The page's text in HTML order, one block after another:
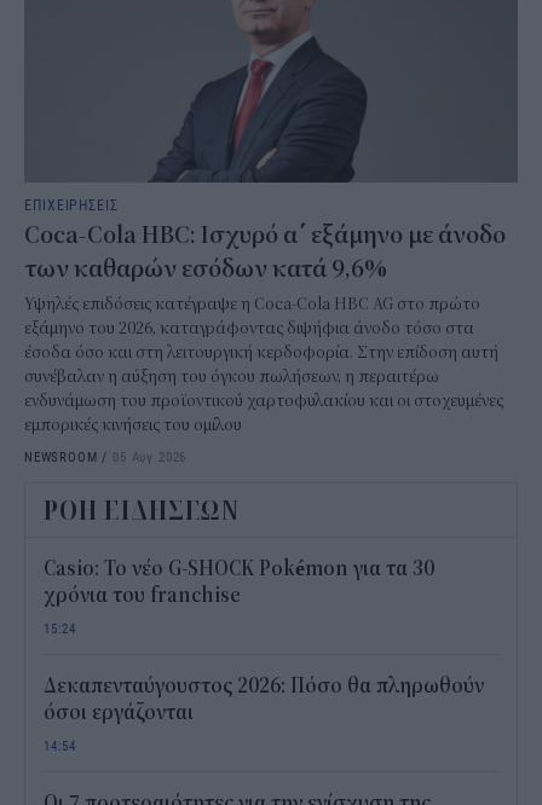
ΕΠΙΧΕΙΡΗΣΕΙΣ
Coca-Cola HBC: Ισχυρό α΄ εξάμηνο με άνοδο
των καθαρών εσόδων κατά 9,6%
Υψηλές επιδόσεις κατέγραψε η Coca-Cola HBC AG στο πρώτο
εξάμηνο του 2026, καταγράφοντας διψήφια άνοδο τόσο στα
έσοδα όσο και στη λειτουργική κερδοφορία. Στην επίδοση αυτή
συνέβαλαν η αύξηση του όγκου πωλήσεων, η περαιτέρω
ενδυνάμωση του προϊοντικού χαρτοφυλακίου και οι στοχευμένες
εμπορικές κινήσεις του ομίλου
NEWSROOM / 05 Αυγ 2026
ΡΟΗ ΕΙΔΗΣΕΩΝ
Casio: Το νέο G-SHOCK Pokémon για τα 30
χρόνια του franchise
15:24
Δεκαπενταύγουστος 2026: Πόσο θα πληρωθούν
όσοι εργάζονται
14:54